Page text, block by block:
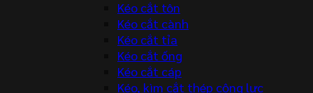
Kéo cắt tôn
Kéo cắt cành
Kéo cắt tỉa
Kéo cắt ống
Kéo cắt cáp
Kéo, kìm cắt thép cộng lực